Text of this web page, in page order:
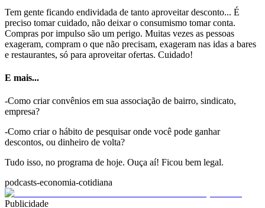
Tem gente ficando endividada de tanto aproveitar desconto... É
preciso tomar cuidado, não deixar o consumismo tomar conta.
Compras por impulso são um perigo. Muitas vezes as pessoas
exageram, compram o que não precisam, exageram nas idas a bares
e restaurantes, só para aproveitar ofertas. Cuidado!
E mais...
-Como criar convênios em sua associação de bairro, sindicato,
empresa?
-Como criar o hábito de pesquisar onde você pode ganhar
descontos, ou dinheiro de volta?
Tudo isso, no programa de hoje. Ouça aí! Ficou bem legal.
podcasts-economia-cotidiana
Publicidade